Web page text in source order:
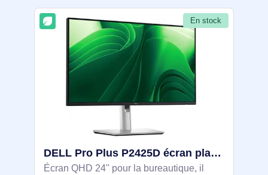
En stock
DELL Pro Plus P2425D écran plat de PC 61 cm (24") 2560 x 1440 pixels Quad HD LCD Noir, Argent - DELL-P2425D
Écran QHD 24'' pour la bureautique, il